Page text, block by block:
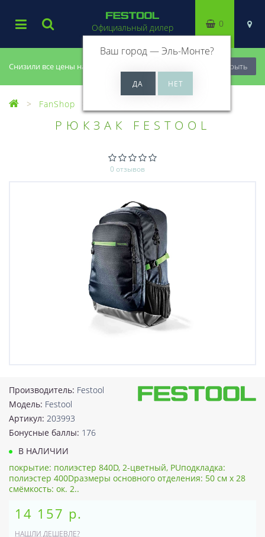
Снизили все цены на 20%, успей купить! Закрыть
Официальный дилер
Ваш город —Эль-Монте?
0
FanShop
РЮКЗАК FESTOOL
0 отзывов
Производитель: Festool
Модель: Festool
Артикул: 203993
Бонусные баллы: 176
В НАЛИЧИИ
покрытие: полиэстер 840D, 2-цветный, PUподкладка:
полиэстер 400Dразмеры основного отделения: 50 см x 28
смёмкость: ок. 2..
14 157 р.
НАШЛИ ДЕШЕВЛЕ?